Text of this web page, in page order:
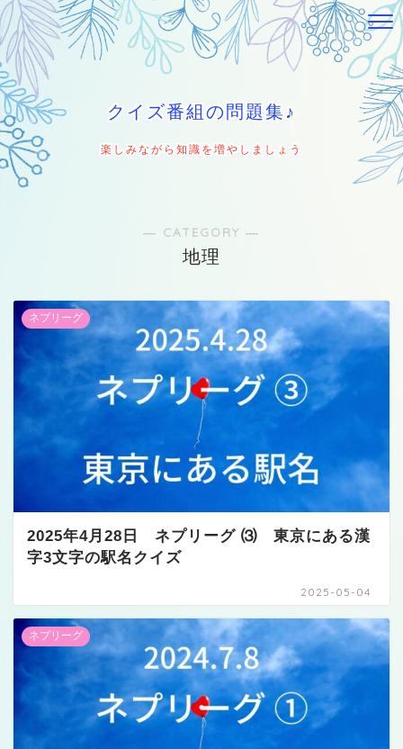
クイズ番組の問題集♪
楽しみながら知識を増やしましょう
― CATEGORY ―
地理
ネプリーグ
2025年4月28日 ネプリーグ ⑶ 東京にある漢
字3文字の駅名クイズ
2025-05-04
ネプリーグ